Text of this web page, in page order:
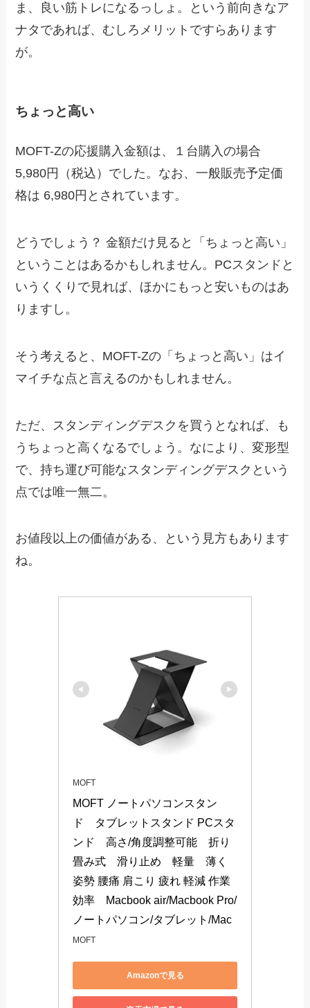
ま、良い筋トレになるっしょ。という前向きなア
ナタであれば、むしろメリットですらあります
が。
ちょっと高い
MOFT-Zの応援購入金額は、１台購入の場合
5,980円（税込）でした。なお、一般販売予定価
格は 6,980円とされています。
どうでしょう？ 金額だけ見ると「ちょっと高い」
ということはあるかもしれません。PCスタンドと
いうくくりで見れば、ほかにもっと安いものはあ
りますし。
そう考えると、MOFT-Zの「ちょっと高い」はイ
マイチな点と言えるのかもしれません。
ただ、スタンディングデスクを買うとなれば、も
うちょっと高くなるでしょう。なにより、変形型
で、持ち運び可能なスタンディングデスクという
点では唯一無二。
お値段以上の価値がある、という見方もあります
ね。
MOFT
MOFT ノートパソコンスタン
ド　タブレットスタンド PCスタ
ンド　高さ/角度調整可能　折り
畳み式　滑り止め　軽量　薄く
姿勢 腰痛 肩こり 疲れ 軽減 作業
効率　Macbook air/Macbook Pro/
ノートパソコン/タブレット/Mac
MOFT
Amazonで見る